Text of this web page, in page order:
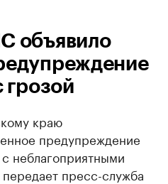
объявило
грозой
краю
предупреждение
неблагоприятными
пресс-служба